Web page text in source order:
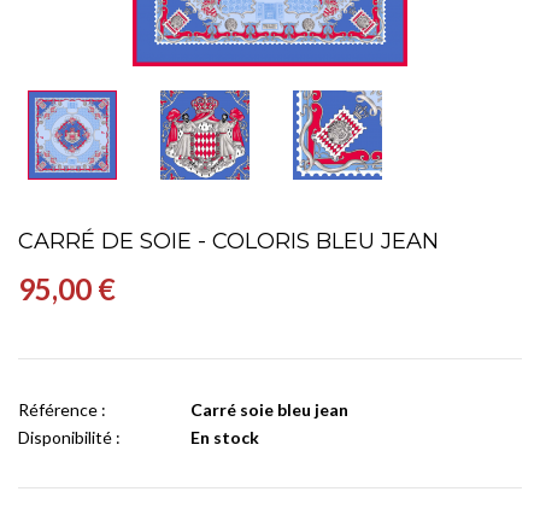
CARRÉ DE SOIE - COLORIS BLEU JEAN
95,00 €
Référence :
Carré soie bleu jean
Disponibilité :
En stock